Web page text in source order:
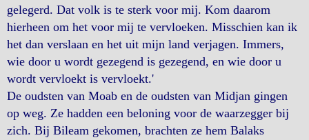
gelegerd. Dat volk is te sterk voor mij. Kom daarom
hierheen om het voor mij te vervloeken. Misschien kan ik
het dan verslaan en het uit mijn land verjagen. Immers,
wie door u wordt gezegend is gezegend, en wie door u
wordt vervloekt is vervloekt.'
De oudsten van Moab en de oudsten van Midjan gingen
op weg. Ze hadden een beloning voor de waarzegger bij
zich. Bij Bileam gekomen, brachten ze hem Balaks